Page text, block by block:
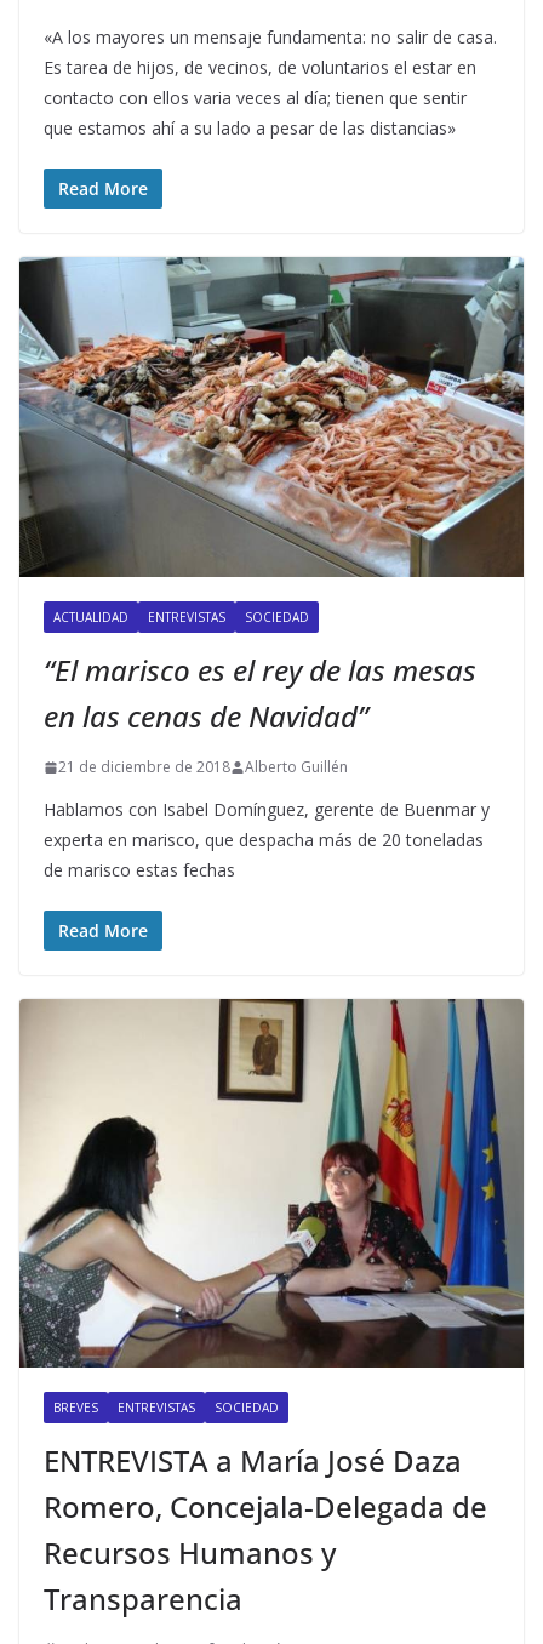
«A los mayores un mensaje fundamenta: no salir de casa.
Es tarea de hijos, de vecinos, de voluntarios el estar en
contacto con ellos varia veces al día; tienen que sentir
que estamos ahí a su lado a pesar de las distancias»
Read More
ACTUALIDAD ENTREVISTAS SOCIEDAD
“El marisco es el rey de las mesas
en las cenas de Navidad”
21 de diciembre de 2018 Alberto Guillén
Hablamos con Isabel Domínguez, gerente de Buenmar y
experta en marisco, que despacha más de 20 toneladas
de marisco estas fechas
Read More
BREVES ENTREVISTAS SOCIEDAD
ENTREVISTA a María José Daza
Romero, Concejala-Delegada de
Recursos Humanos y
Transparencia